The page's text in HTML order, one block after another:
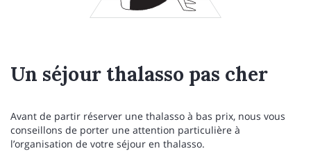
Un séjour thalasso pas cher
Avant de partir réserver une thalasso à bas prix, nous vous
conseillons de porter une attention particulière à
l’organisation de votre séjour en thalasso.